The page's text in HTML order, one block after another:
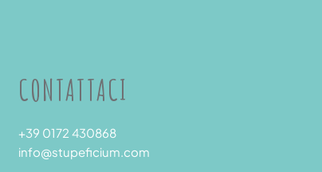
CONTATTACI
+39 0172 430868
info@stupeficium.com